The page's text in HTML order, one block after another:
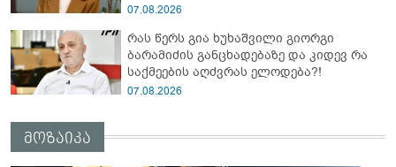
07.08.2026
რას წერს გია ხუხაშვილი გიორგი
ბარამიძის განცხადებაზე და კიდევ რა
საქმეების აღძვრას ელოდება?!
07.08.2026
მოზაიკა